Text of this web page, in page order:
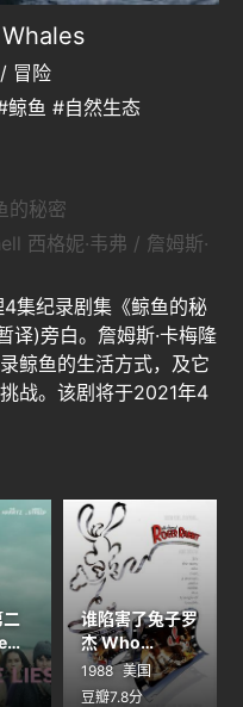
冒险
鲸鱼 #自然生态
的秘密
西格妮·韦弗 / 詹姆斯·
纪录剧集《鲸鱼的秘
)旁白。詹姆斯·卡梅隆
鲸鱼的生活方式，及它
战。该剧将于2021年4
2
谁陷害了兔子罗
杰 Who
Framed Roger
Rabbit
1988 美国
豆瓣7.8分